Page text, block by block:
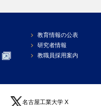
教育情報の公表
研究者情報
教職員採用案内
名古屋工業大学 X